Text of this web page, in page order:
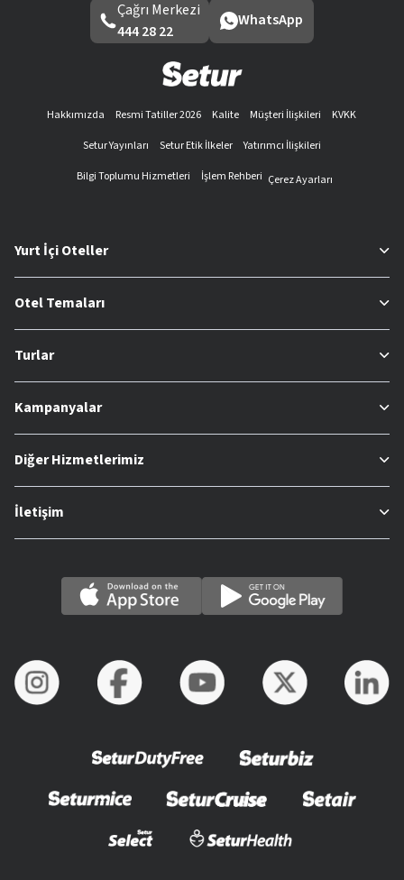
Çağrı Merkezi
444 28 22
WhatsApp
Hakkımızda Resmi Tatiller 2026 Kalite Müşteri İlişkileri
KVKK
Setur Yayınları
Setur Etik İlkeler
Yatırımcı İlişkileri
Bilgi Toplumu Hizmetleri
İşlem Rehberi Çerez Ayarları
Yurt İçi Oteller
Otel Temaları
Turlar
Kampanyalar
Diğer Hizmetlerimiz
İletişim